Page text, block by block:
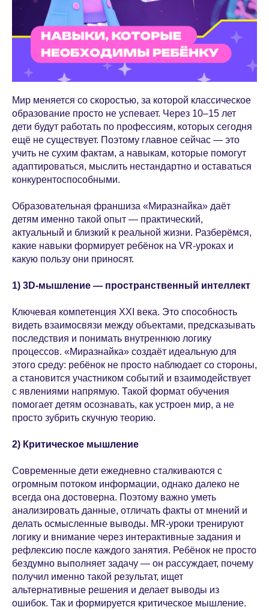
Мир меняется со скоростью, за которой классическое
образование просто не успевает. Через 10–15 лет
дети будут работать по профессиям, которых сегодня
ещё не существует. Поэтому главное сейчас — это
учить не сухим фактам, а навыкам, которые помогут
адаптироваться, мыслить нестандартно и оставаться
конкурентоспособными.
Образовательная франшиза «Миразнайка» даёт
детям именно такой опыт — практический,
актуальный и близкий к реальной жизни. Разберёмся,
какие навыки формирует ребёнок на VR-уроках и
какую пользу они приносят.
1) 3D-мышление — пространственный интеллект
Ключевая компетенция XXI века. Это способность
видеть взаимосвязи между объектами, предсказывать
последствия и понимать внутреннюю логику
процессов. «Миразнайка» создаёт идеальную для
этого среду: ребёнок не просто наблюдает со стороны,
а становится участником событий и взаимодействует
с явлениями напрямую. Такой формат обучения
помогает детям осознавать, как устроен мир, а не
просто зубрить скучную теорию.
2) Критическое мышление
Современные дети ежедневно сталкиваются с
огромным потоком информации, однако далеко не
всегда она достоверна. Поэтому важно уметь
анализировать данные, отличать факты от мнений и
делать осмысленные выводы. MR-уроки тренируют
логику и внимание через интерактивные задания и
рефлексию после каждого занятия. Ребёнок не просто
бездумно выполняет задачу — он рассуждает, почему
получил именно такой результат, ищет
альтернативные решения и делает выводы из
ошибок. Так и формируется критическое мышление.